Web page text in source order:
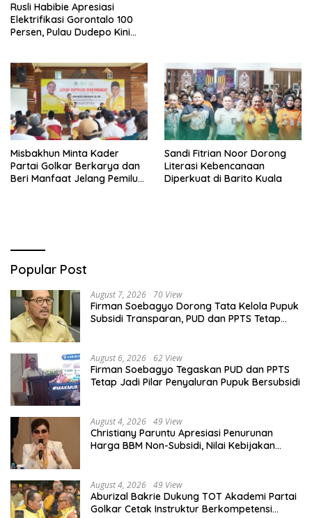
Rusli Habibie Apresiasi
Elektrifikasi Gorontalo 100
Persen, Pulau Dudepo Kini
Misbakhun Minta Kader
Partai Golkar Berkarya dan
Beri Manfaat Jelang Pemilu
Sandi Fitrian Noor Dorong
Literasi Kebencanaan
Diperkuat di Barito Kuala
Popular Post
August 7, 2026 70 View
Firman Soebagyo Dorong Tata Kelola Pupuk
Subsidi Transparan, PUD dan PPTS Tetap
August 6, 2026 62 View
Firman Soebagyo Tegaskan PUD dan PPTS
Tetap Jadi Pilar Penyaluran Pupuk Bersubsidi
August 4, 2026 49 View
Christiany Paruntu Apresiasi Penurunan
Harga BBM Non-Subsidi, Nilai Kebijakan
August 4, 2026 49 View
Aburizal Bakrie Dukung TOT Akademi Partai
Golkar Cetak Instruktur Berkompetensi